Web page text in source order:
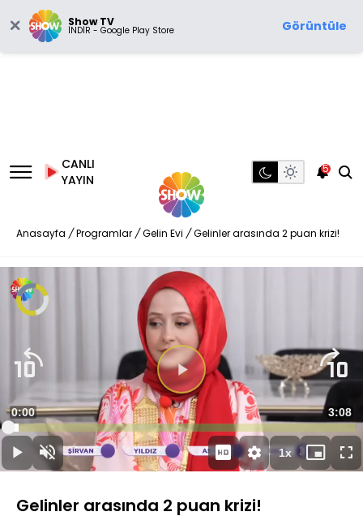
Show TV
İNDİR - Google Play Store Görüntüle
CANLI
YAYIN
5
Anasayfa / Programlar / Gelin Evi / Gelinler arasında 2 puan krizi!
Video
Oynatıcısı
Videoyu
Oynat
OynatSesi
Aç
Süre
0:00
Süre
3:08
Yüklendi:
3.14%
1xOynatma
Hızı
Mini
oynatıcı
Gelinler arasında 2 puan krizi!